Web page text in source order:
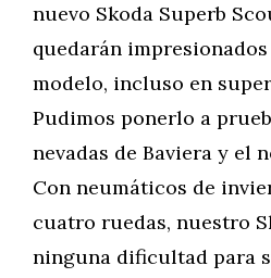
nuevo Skoda Superb
quedarán
modelo, incluso en
Pudimos ponerlo a
nevadas de Baviera y el
Con neumáticos de
cuatro ruedas, nuestro
ninguna dificultad para